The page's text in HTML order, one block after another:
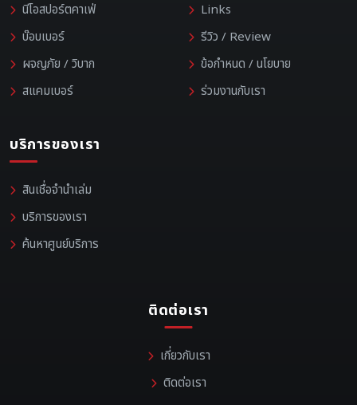
นีโอสปอร์ตคาเฟ่
บ๊อบเบอร์
ผจญภัย / วิบาก
สแคมเบอร์
Links
รีวิว / Review
ข้อกำหนด / นโยบาย
ร่วมงานกับเรา
บริการของเรา
สินเชื่อจำนำเล่ม
บริการของเรา
ค้นหาศูนย์บริการ
ติดต่อเรา
เกี่ยวกับเรา
ติดต่อเรา